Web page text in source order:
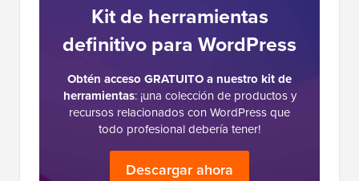
Kit de herramientas
definitivo para WordPress
Obtén acceso GRATUITO a nuestro kit de
herramientas: ¡una colección de productos y
recursos relacionados con WordPress que
todo profesional debería tener!
Descargar ahora